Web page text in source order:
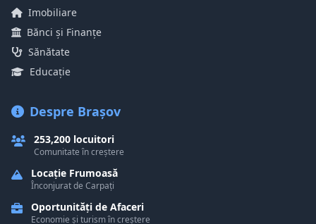
Imobiliare
Bănci și Finanțe
Sănătate
Educație
Despre Brașov
253,200 locuitori
Comunitate în creștere
Locație Frumoasă
Înconjurat de Carpați
Oportunități de Afaceri
Economie și turism în creștere